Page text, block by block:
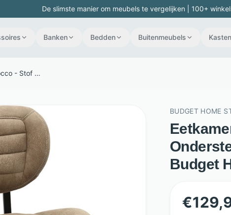
De slimste manier om meubels te vergelijken | 100+
Banken Bedden Buitenmeubels Kasten
Eetkamerstoel Rocco - Stof - Ondersteunende schuimvulling - Taupe - Budget Home Store
BUDGET HOME
Budget
€